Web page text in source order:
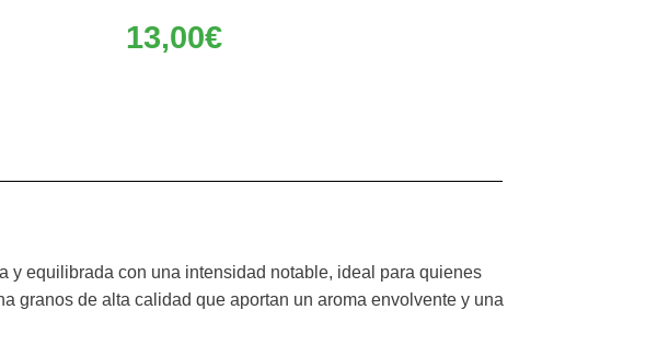
13,00€
y equilibrada con una intensidad notable, ideal para quienes
granos de alta calidad que aportan un aroma envolvente y una